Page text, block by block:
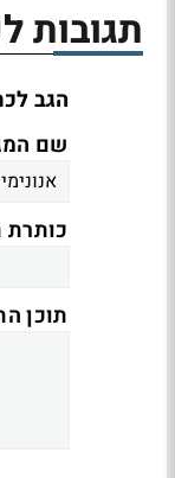
תגובות
הגב
שם
תוכן